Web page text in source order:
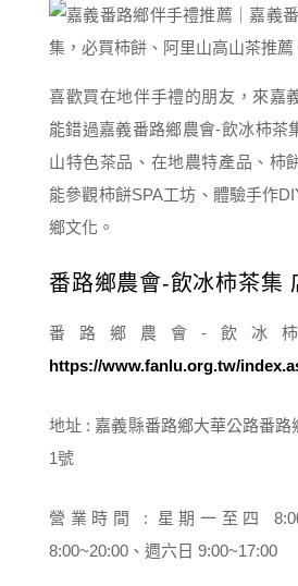
喜歡買在地伴手禮的朋友，來嘉
能錯過嘉義番路鄉農會-飲冰柿茶
山特色茶品、在地農特產品、柿
能參觀柿餅SPA工坊、體驗手作
鄉文化。
番路鄉農會-飲冰柿茶集
番路鄉農會-飲冰
https://www.fanlu.org.tw/
地址 : 嘉義縣番路鄉大華公路番路
1號
營業時間 : 星期一至四
8:00~20:00、週六日 9:00~17:00